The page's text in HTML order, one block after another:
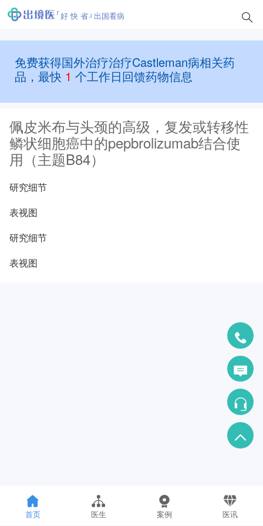
好 快 省 出国看病
免费获得国外治疗治疗Castleman病相关药
品，最快 1 个工作日回馈药物信息
佩皮米布与头颈的高级，复发或转移性
鳞状细胞癌中的pepbrolizumab结合使
用（主题B84）
研究细节
表视图
研究细节
表视图
首页 医生 案例 医讯